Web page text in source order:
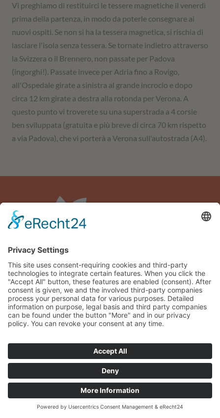
Vi preghiamo di restituirci le tessere magnetiche il venerdì
prima della partenza, in modo da poterle consegnare ai
nuovi ospiti. Se non si ha la tessera magnetica, si rischia di
lasciare l'isola senza tessera. Se tornate indietro attraverso
la Svizzera o il Brennero, non passate per Padova
(ingorghi!). Passate invece per Adria fino a Rovigo,
all'Ospedale girate a sinistra al grande incrocio e dopo
circa 12 km girate a destra alla rotonda per Verona. A
questo punto vi troverete su una superstrada a 4 corsie
ben sviluppata (gratuita e più breve di circa 70 km rispetto
a via Padova), che vi porterà a Verona sull'autostrada (A4).
DE EN
Siamo lieti della vostra visita al nostro sito web e
speriamo vivamente di avere ancora a disposizione
una casa vacanze adatta a voi su questa
meravigliosa isola!
Tuttavia, se non riuscite a trovarne una, fateci